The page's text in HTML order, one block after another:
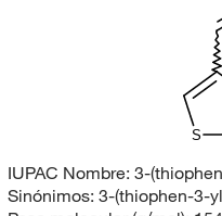
S
IUPAC Nombre: 3-
Sinónimos: 3-(thiophen-3-